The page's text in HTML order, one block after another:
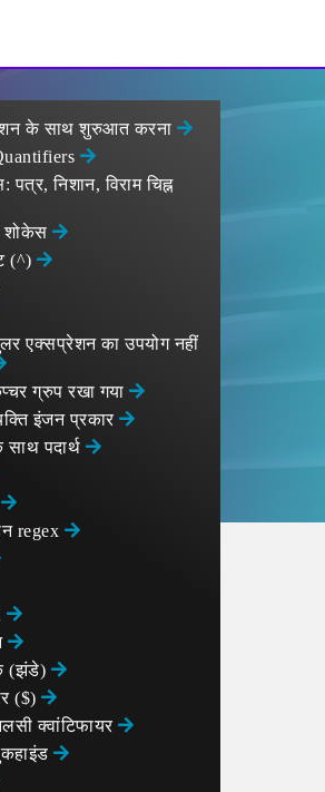
के साथ शुरुआत करना
पत्र, निशान, विराम चिह्न
शोकेस
(^)
एक्सप्रेशन का उपयोग नहीं
ग्रुप रखा गया
इंजन प्रकार
साथ पदार्थ
regex
(झंडे)
($)
क्वांटिफायर